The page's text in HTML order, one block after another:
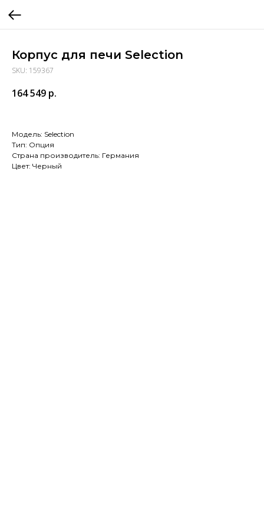
Корпус для печи Selection
SKU: 159367
164 549 р.
Модель: Selection
Тип: Опция
Страна производитель: Германия
Цвет: Черный